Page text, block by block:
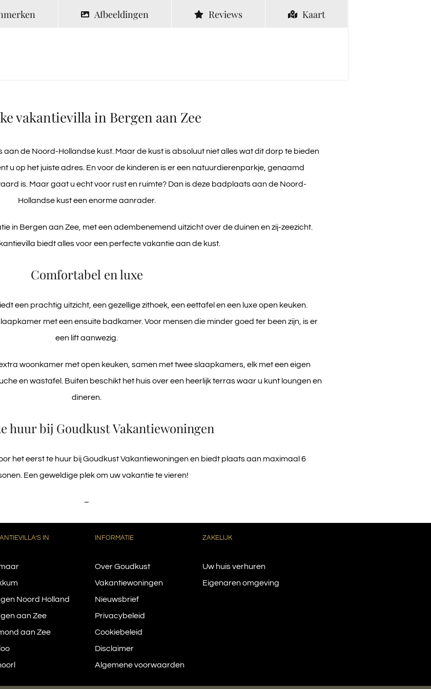
Afbeeldingen Reviews Kaart
vakantievilla in Bergen aan Zee
de Noord-Hollandse kust. Maar de kust is absoluut niet alles wat dit dorp te bieden
u op het juiste adres. En voor de kinderen is er een natuurdierenparkje, genaamd
is. Maar gaat u echt voor rust en ruimte? Dan is deze badplaats aan de Noord-
Hollandse kust een enorme aanrader.
in Bergen aan Zee, met een adembenemend uitzicht over de duinen en zij-zeezicht.
biedt alles voor een perfecte vakantie aan de kust.
Comfortabel en luxe
een prachtig uitzicht, een gezellige zithoek, een eettafel en een luxe open keuken.
met een ensuite badkamer. Voor mensen die minder goed ter been zijn, is er
een lift aanwezig.
woonkamer met open keuken, samen met twee slaapkamers, elk met een eigen
en wastafel. Buiten beschikt het huis over een heerlijk terras waar u kunt loungen en
dineren.
huur bij Goudkust Vakantiewoningen
het eerst te huur bij Goudkust Vakantiewoningen en biedt plaats aan maximaal 6
Een geweldige plek om uw vakantie te vieren!
–
IN
Noord Holland
aan Zee
aan Zee
INFORMATIE
Over Goudkust
Vakantiewoningen
Nieuwsbrief
Privacybeleid
Cookiebeleid
Disclaimer
Algemene voorwaarden
ZAKELIJK
Uw huis verhuren
Eigenaren omgeving